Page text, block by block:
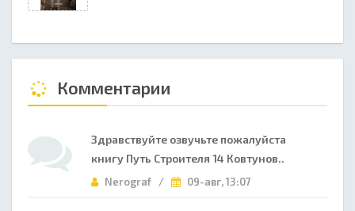
Комментарии
Здравствуйте озвучьте пожалуйста
книгу Путь Строителя 14 Ковтунов..
Nerograf / 09-авг, 13:07